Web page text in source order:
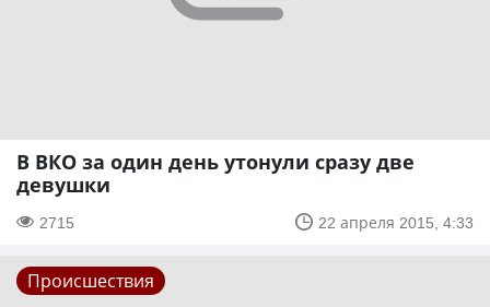
В ВКО за один день утонули сразу две
девушки
2715 22 апреля 2015, 4:33
Происшествия